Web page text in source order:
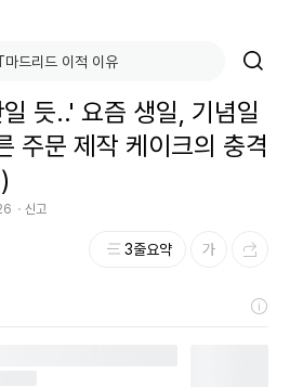
듯..' 요즘 생일, 기념일
주문 제작 케이크의 충격
신고
3줄요약